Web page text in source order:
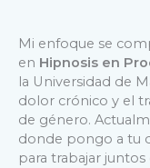
Mi enfoque se
en Hipnosis en
la Universidad de
dolor crónico y el
de género.
donde pongo a tu
para trabajar